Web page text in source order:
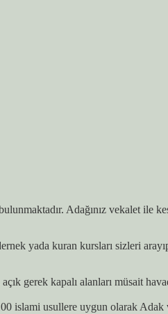
Adağınız vekalet ile
yada kuran kursları sizleri
gerek kapalı alanları müsait
islami usullere uygun olarak Adak